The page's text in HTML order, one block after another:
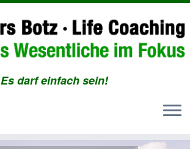
Es darf einfach sein!